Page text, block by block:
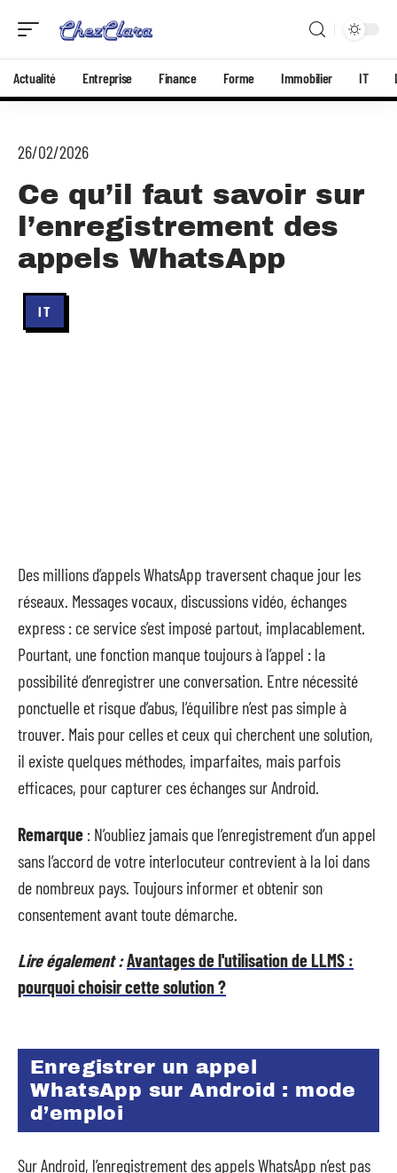
Actualité Entreprise Finance Forme Immobilier IT
26/02/2026
Ce qu’il faut savoir sur
l’enregistrement des
appels WhatsApp
IT
Des millions d’appels WhatsApp traversent chaque jour les
réseaux. Messages vocaux, discussions vidéo, échanges
express : ce service s’est imposé partout, implacablement.
Pourtant, une fonction manque toujours à l’appel : la
possibilité d’enregistrer une conversation. Entre nécessité
ponctuelle et risque d’abus, l’équilibre n’est pas simple à
trouver. Mais pour celles et ceux qui cherchent une solution,
il existe quelques méthodes, imparfaites, mais parfois
efficaces, pour capturer ces échanges sur Android.
Remarque : N’oubliez jamais que l’enregistrement d’un appel
sans l’accord de votre interlocuteur contrevient à la loi dans
de nombreux pays. Toujours informer et obtenir son
consentement avant toute démarche.
Lire également :Avantages de l'utilisation de LLMS :
pourquoi choisir cette solution ?
Enregistrer un appel
WhatsApp sur Android : mode
d’emploi
Sur Android, l’enregistrement des appels WhatsApp n’est pas